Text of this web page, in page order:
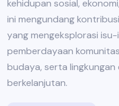
kehidupan sosial,
ini mengundang
yang mengeksplorasi
pemberdayaan
budaya, serta
berkelanjutan.